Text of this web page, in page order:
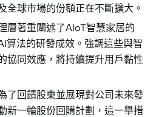
全球市場的份額正在不斷擴大。
層著重闡述了AIoT智慧家居的
算法的研發成效。強調這些與智
協同效應，將持續提升用戶黏性
了回饋股東並展現對公司未來發
新一輪股份回購計劃，這一舉措